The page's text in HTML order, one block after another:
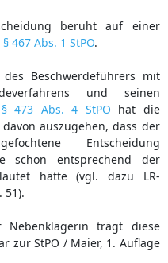
beruht auf einer
§ 467 Abs. 1 StPO.
Beschwerdeführers mit
und seinen
§ 473 Abs. 4 StPO hat die
auszugehen, dass der
Entscheidung
schon entsprechend der
hätte (vgl. dazu LR-
51).
Nebenklägerin trägt diese
zur StPO / Maier, 1. Auflage